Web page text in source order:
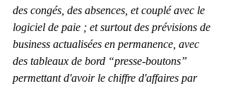
des congés, des absences, et couplé avec le
logiciel de paie ; et surtout des prévisions de
business actualisées en permanence, avec
des tableaux de bord “presse-boutons”
permettant d'avoir le chiffre d'affaires par